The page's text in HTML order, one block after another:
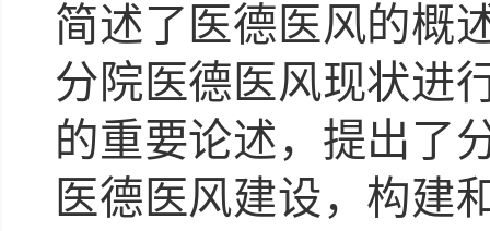
简述了医德医风的概
分院医德医风现状进
的重要论述，提出了
医德医风建设，构建